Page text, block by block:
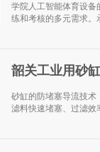
学院人工智能体育设备
练和考核的多元需求
韶关工业用砂
砂缸的防堵塞导流技术
滤料快速堵塞、过滤